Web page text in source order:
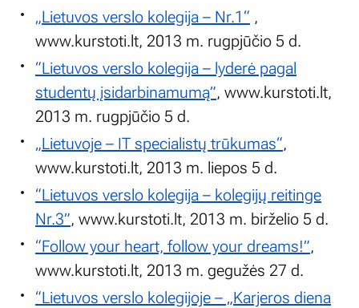
„Lietuvos verslo kolegija – Nr.1“ ,
www.kurstoti.lt, 2013 m. rugpjūčio 5 d.
“Lietuvos verslo kolegija – lyderė pagal
studentų įsidarbinamumą”, www.kurstoti.lt,
2013 m. rugpjūčio 5 d.
„Lietuvoje – IT specialistų trūkumas“,
www.kurstoti.lt, 2013 m. liepos 5 d.
“Lietuvos verslo kolegija – kolegijų reitinge
Nr.3”, www.kurstoti.lt, 2013 m. birželio 5 d.
“Follow your heart, follow your dreams!”,
www.kurstoti.lt, 2013 m. gegužės 27 d.
“Lietuvos verslo kolegijoje – „Karjeros diena